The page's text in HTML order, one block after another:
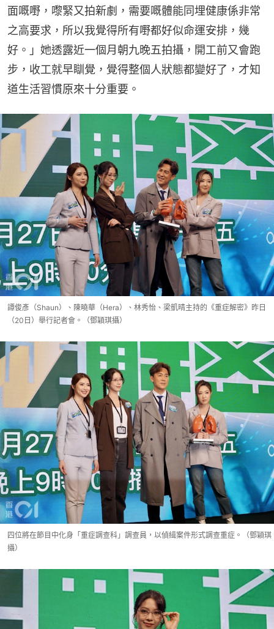
面嘅嘢，嚟緊又拍新劇，需要嘅體能同埋健康係非常
之高要求，所以我覺得所有嘢都好似命運安排，幾
好。」她透露近一個月朝九晚五拍攝，開工前又會跑
步，收工就早瞓覺，覺得整個人狀態都變好了，才知
道生活習慣原來十分重要。
譚俊彥（Shaun）、陳曉華（Hera）、林秀怡、梁凱晴主持的《重症解密》昨日
（20日）舉行記者會。（鄧穎琪攝）
四位將在節目中化身「重症調查科」調查員，以偵緝案件形式調查重症。（鄧穎琪
攝）